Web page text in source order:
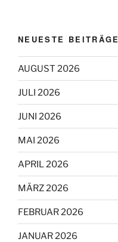
NEUESTE BEITRÄGE
AUGUST 2026
JULI 2026
JUNI 2026
MAI 2026
APRIL 2026
MÄRZ 2026
FEBRUAR 2026
JANUAR 2026